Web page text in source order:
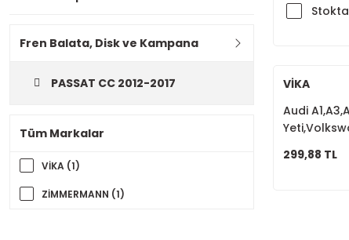
Fren Balata, Disk ve Kampana
PASSAT CC 2012-2017
Tüm Markalar
VİKA (1)
ZİMMERMANN (1)
VİKA
Audi
299,88 TL